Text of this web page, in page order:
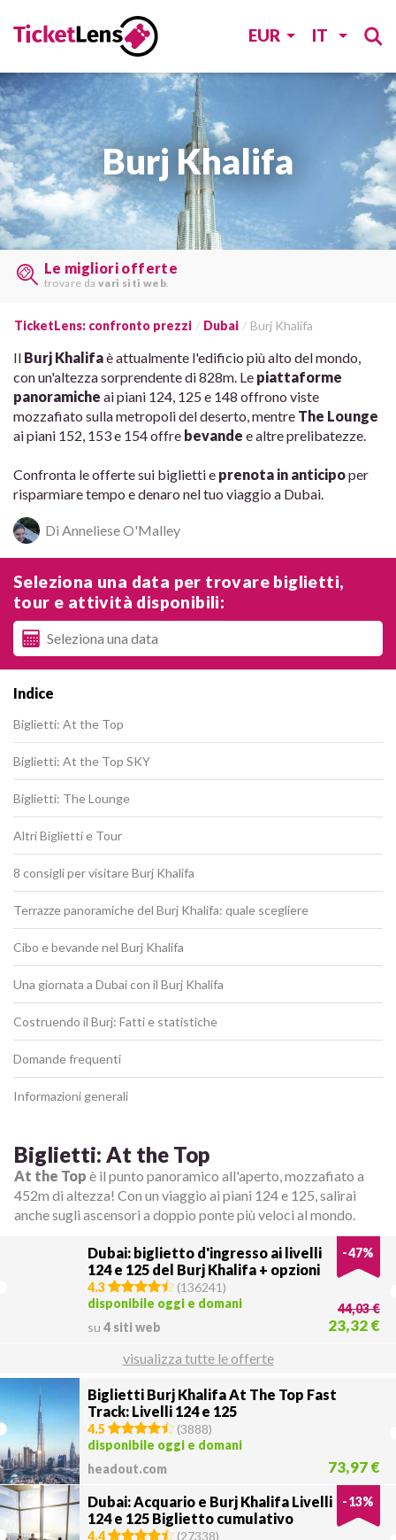
EUR IT
Burj Khalifa
Trovate i biglietti last minute
sumolti siti web
TicketLens: confronto prezzi Dubai Burj Khalifa
Il Burj Khalifaè attualmente l'edificio più alto del mondo,
con un'altezza sorprendente di 828m. Le piattaforme
panoramiche ai piani 124, 125 e 148 offrono viste
mozzafiato sulla metropoli del deserto, mentre The Lounge
ai piani 152, 153 e 154 offre bevande e altre prelibatezze.
Confronta le offerte sui biglietti e prenota in anticipoper
risparmiare tempo e denaro nel tuo viaggio a Dubai.
Di Anneliese O'Malley
Seleziona una data per trovare biglietti,
tour e attività disponibili:
Indice
Biglietti: At the Top
Biglietti: At the Top SKY
Biglietti: The Lounge
Altri Biglietti e Tour
8 consigli per visitare Burj Khalifa
Terrazze panoramiche del Burj Khalifa: quale scegliere
Cibo e bevande nel Burj Khalifa
Una giornata a Dubai con il Burj Khalifa
Costruendo il Burj: Fatti e statistiche
Domande frequenti
Informazioni generali
Biglietti: At the Top
At the Top è il punto panoramico all'aperto, mozzafiato a
452m di altezza! Con un viaggio ai piani 124 e 125, salirai
anche sugli ascensori a doppio ponte più veloci al mondo.
Dubai: biglietto d'ingresso ai livelli
124 e 125 del Burj Khalifa + opzioni
-47%
4.3 (136241)
disponibile oggi e domani
su 4 siti web
44,03 €
23,32 €
visualizza tutte le offerte
Biglietti Burj Khalifa At The Top Fast
Track: Livelli 124 e 125
4.5 (3888)
disponibile oggi e domani
headout.com
73,97 €
Dubai: Acquario e Burj Khalifa Livelli
124 e 125 Biglietto cumulativo
-13%
4.4 (27338)